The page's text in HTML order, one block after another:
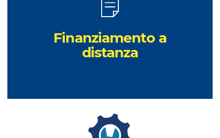
Finanziamento a
distanza
Consegna a domicilio
RICHIEDI INFORMAZIONI